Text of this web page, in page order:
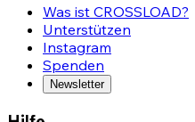
Was ist CROSSLOAD?
Unterstützen
Instagram
Spenden
Newsletter